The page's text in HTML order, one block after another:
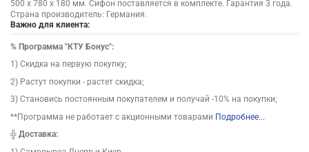
500 х 780 х 180 мм. Сифон поставляется в комплекте. Гарантия 3 года.
Страна производитель: Германия.
Важно для клиента:
% Программа "КТУ Бонус":
1) Скидка на первую покупку;
2) Растут покупки - растет скидка;
3) Становись постоянным покупателем и получай -10% на покупки;
**Программа не работает с акционными товарами Подробнее...
╬ Доставка: